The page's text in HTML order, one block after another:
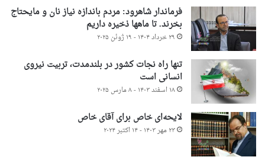
فرماندار شاهرود: مردم باندازه نیاز نان و مایحتاج
بخرند. تا ماهها ذخیره داریم
۲۹ خرداد ۱۴۰۴ - ۱۹ ژوئن ۲۰۲۵
تنها راه نجات کشور در بلندمدت، تربیت نیروی
انسانی است
۱۸ اسفند ۱۴۰۳ - ۸ مارس ۲۰۲۵
لایحه‌ای خاص برای آقای خاص
۲۳ مهر ۱۴۰۳ - ۱۴ اکتبر ۲۰۲۴